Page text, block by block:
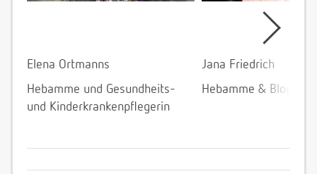
Elena Ortmanns
Hebamme und Gesundheits-
und Kinderkrankenpflegerin
Jana Friedrich
Hebamme &